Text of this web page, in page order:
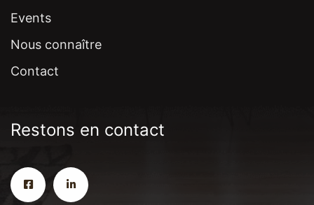
Events
Nous connaître
Contact
Restons en contact